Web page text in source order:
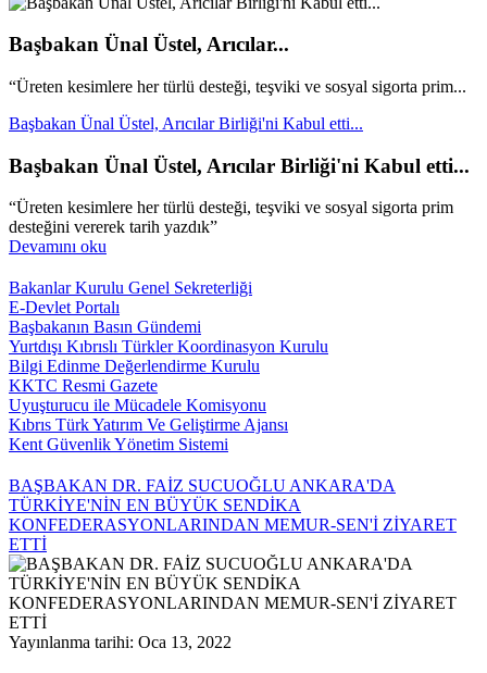
Başbakan Ünal Üstel, Arıcılar...
“Üreten kesimlere her türlü desteği, teşviki ve sosyal sigorta prim...
Başbakan Ünal Üstel, Arıcılar Birliği'ni Kabul etti...
Başbakan Ünal Üstel, Arıcılar Birliği'ni Kabul etti...
“Üreten kesimlere her türlü desteği, teşviki ve sosyal sigorta prim
desteğini vererek tarih yazdık”
Devamını oku
Bakanlar Kurulu Genel Sekreterliği
E-Devlet Portalı
Başbakanın Basın Gündemi
Yurtdışı Kıbrıslı Türkler Koordinasyon Kurulu
Bilgi Edinme Değerlendirme Kurulu
KKTC Resmi Gazete
Uyuşturucu ile Mücadele Komisyonu
Kıbrıs Türk Yatırım Ve Geliştirme Ajansı
Kent Güvenlik Yönetim Sistemi
BAŞBAKAN DR. FAİZ SUCUOĞLU ANKARA'DA
TÜRKİYE'NİN EN BÜYÜK SENDİKA
KONFEDERASYONLARINDAN MEMUR-SEN'İ ZİYARET
ETTİ
Yayınlanma tarihi: Oca 13, 2022